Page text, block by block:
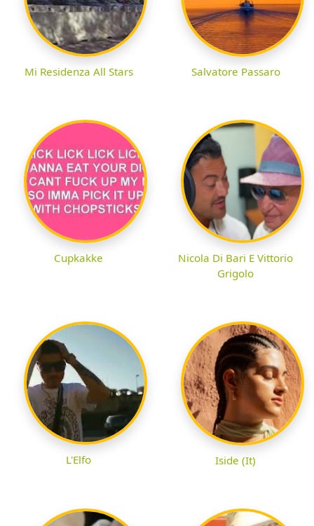
Mi Residenza All Stars Salvatore Passaro
Cupkakke
Nicola Di Bari E Vittorio
Grigolo
L'Elfo Iside (It)